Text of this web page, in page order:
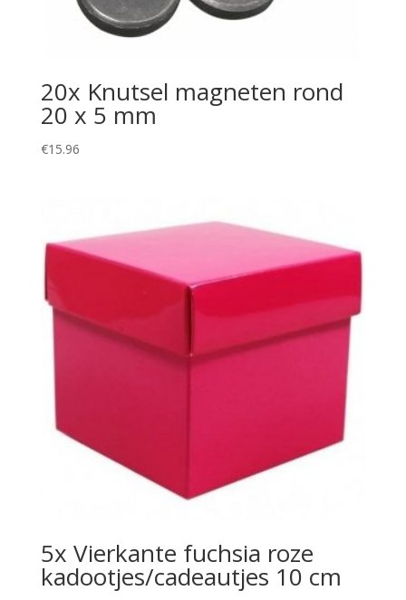
20x Knutsel magneten rond
20 x 5 mm
€15.96
5x Vierkante fuchsia roze
kadootjes/cadeautjes 10 cm